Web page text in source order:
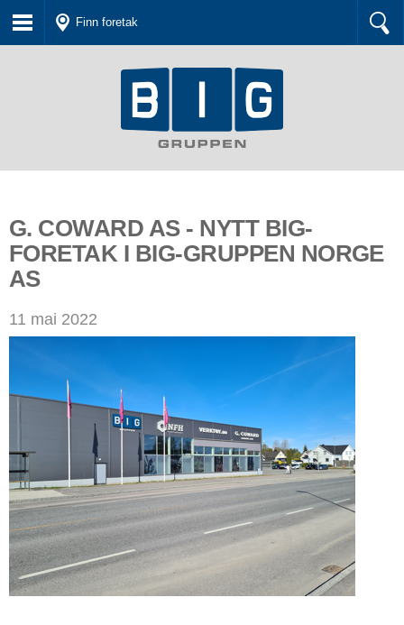
Finn foretak
G. COWARD AS - NYTT BIG-
FORETAK I BIG-GRUPPEN NORGE
AS
11 mai 2022